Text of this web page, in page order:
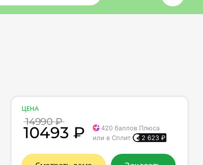
ЦЕНА
14990 ₽
10493 ₽ 420 баллов Плюса
или в Сплит
2 623 ₽